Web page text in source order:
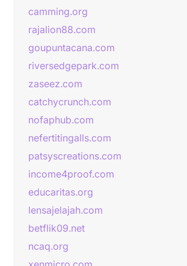
camming.org
rajalion88.com
goupuntacana.com
riversedgepark.com
zaseez.com
catchycrunch.com
nofaphub.com
nefertitingalls.com
patsyscreations.com
income4proof.com
educaritas.org
lensajelajah.com
betflik09.net
ncaq.org